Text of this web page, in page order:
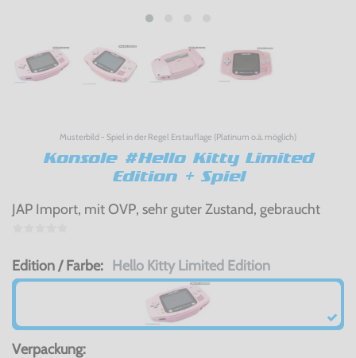
Musterbild - Spiel in der Regel Erstauflage (Platinum o.ä. möglich)
Konsole #Hello Kitty Limited
Edition + Spiel
JAP Import, mit OVP, sehr guter Zustand, gebraucht
Edition / Farbe: Hello Kitty Limited Edition
Verpackung: